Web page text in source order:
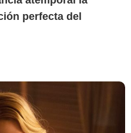
perfecta del